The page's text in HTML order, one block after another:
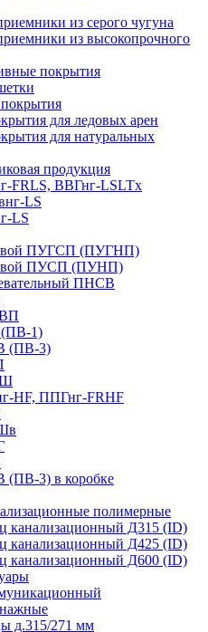
из серого чугуна
из высокопрочного
покрытия
для ледовых арен
для натуральных
продукция
FRLS, ВВГнг-LSLTx
LS
LS
ПУГСП (ПУГНП)
ПУСП (ПУНП)
ПНСВ
1)
(ПВ-3)
HF, ППГнг-FRHF
(ПВ-3) в коробке
полимерные
канализационный Д315 (ID)
канализационный Д425 (ID)
канализационный Д600 (ID)
д.315/271 мм